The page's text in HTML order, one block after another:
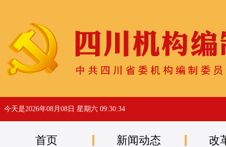
今天是2026年08月08日 星期六 09:30:34
首页 新闻动态 改